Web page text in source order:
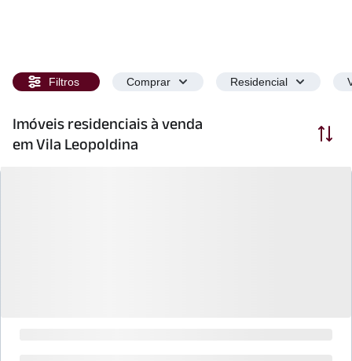
Filtros Comprar Residencial
Imóveis residenciais à venda
em Vila Leopoldina
Ordenar